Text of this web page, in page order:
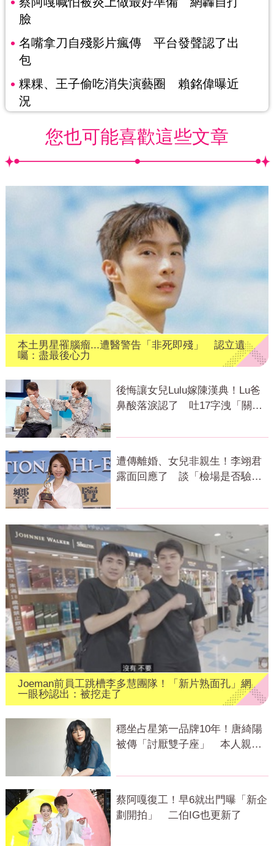
臉
名嘴拿刀自殘影片瘋傳 平台發聲認了出
包
粿粿、王子偷吃消失演藝圈 賴銘偉曝近
況
您也可能喜歡這些文章
本土男星罹腦瘤...遭醫警告「非死即殘」 認立遺
囑：盡最後心力
後悔讓女兒Lulu嫁陳漢典！Lu爸
鼻酸落淚認了 吐17字洩「關鍵
遭傳離婚、女兒非親生！李翊君
露面回應了 談「檢場是否驗
Joeman前員工跳槽李多慧團隊！「新片熟面孔」網
一眼秒認出：被挖走了
穩坐占星第一品牌10年！唐綺陽
被傳「討厭雙子座」 本人親揭
蔡阿嘎復工！早6就出門曝「新企
劃開拍」 二伯IG也更新了